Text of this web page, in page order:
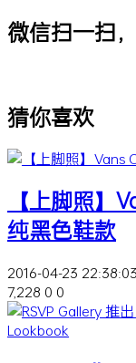
微信扫一扫
猜你喜欢
【上脚照】
纯黑色鞋款
2016-04-23 22:38:03
7,228 0 0